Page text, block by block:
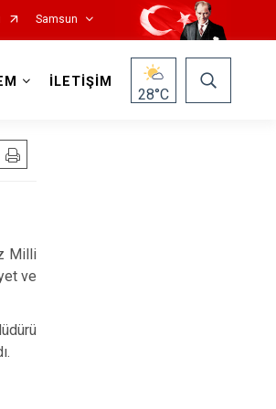
Samsun
İLETİŞİM
28°C
Milli
ve